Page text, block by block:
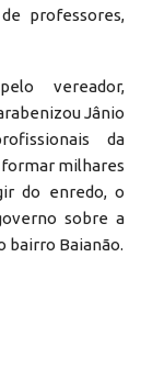
professores,
vereador,
Jânio
da
formar milhares
do enredo, o
sobre a
bairro Baianão.